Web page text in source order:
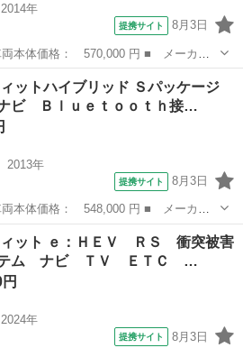
2014年
提携サイト 8月3日
ット ■ グレード名： １３Ｇ・Ｌ
車／ユーザー様下取り車／純正ナビゲ
ットハイブリッド Ｓパッケージ
ビ Ｂｌｕｅｔｏｏｔｈ接…
2013年
提携サイト 8月3日
ットハイブリッド ■ グレード
ナビ Ｂｌｕｅｔｏｏｔｈ接続 ＣＤ
ィット ｅ：ＨＥＶ ＲＳ 衝突被害
テム ナビ ＴＶ ＥＴＣ …
2024年
提携サイト 8月3日